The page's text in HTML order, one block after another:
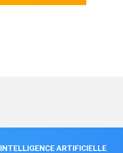
INTELLIGENCE ARTIFICIELLE